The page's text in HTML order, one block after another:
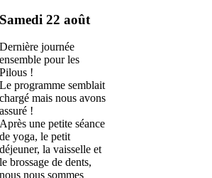
Samedi 22 août
Dernière journée
ensemble pour les
Pilous !
Le programme semblait
chargé mais nous avons
assuré !
Après une petite séance
de yoga, le petit
déjeuner, la vaisselle et
le brossage de dents,
nous nous sommes